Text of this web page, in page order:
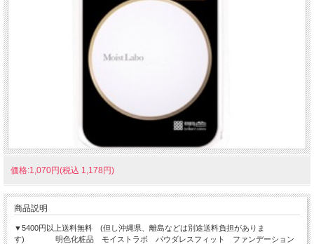
価格:1,070円(税込 1,178円)
商品説明
▼5400円以上送料無料 (但し沖縄県、離島などは別途送料負担がありま
す) 明色化粧品 モイストラボ パウダレスフィット ファンデーション